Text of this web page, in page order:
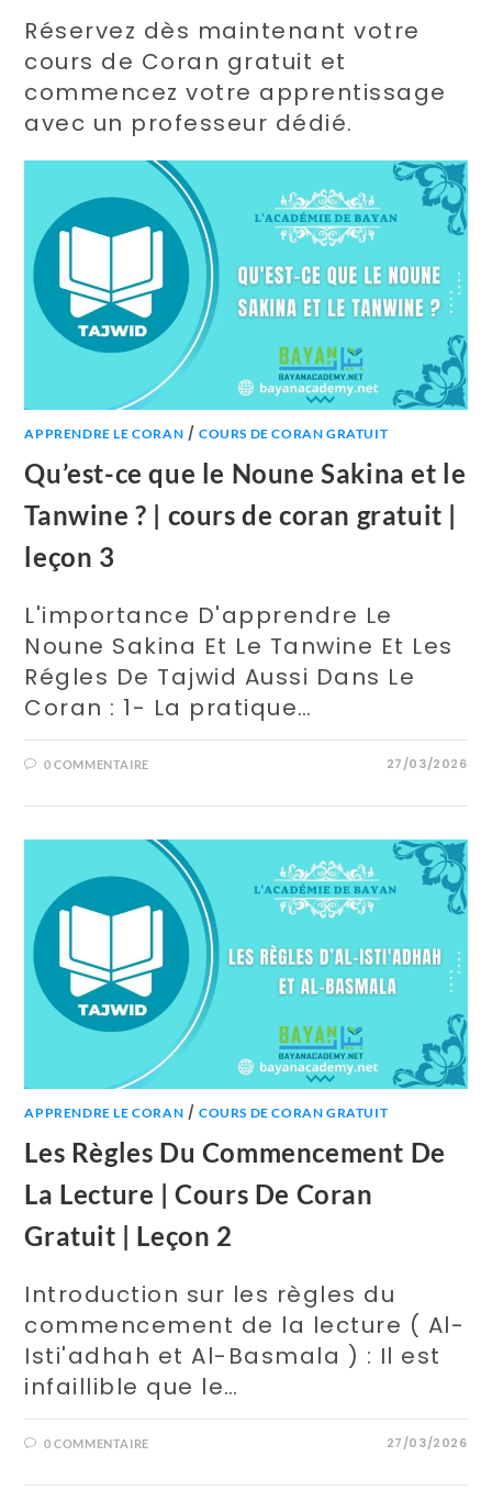
Réservez dès maintenant votre
cours de Coran gratuit et
commencez votre apprentissage
avec un professeur dédié.
APPRENDRE LE CORAN /COURS DE CORAN GRATUIT
Qu’est-ce que le Noune Sakina et le
Tanwine ? | cours de coran gratuit |
leçon 3
L'importance D'apprendre Le
Noune Sakina Et Le Tanwine Et Les
Régles De Tajwid Aussi Dans Le
Coran : 1- La pratique…
0 COMMENTAIRE 27/03/2026
APPRENDRE LE CORAN /COURS DE CORAN GRATUIT
Les Règles Du Commencement De
La Lecture | Cours De Coran
Gratuit | Leçon 2
Introduction sur les règles du
commencement de la lecture ( Al-
Isti'adhah et Al-Basmala ) : Il est
infaillible que le…
0 COMMENTAIRE 27/03/2026